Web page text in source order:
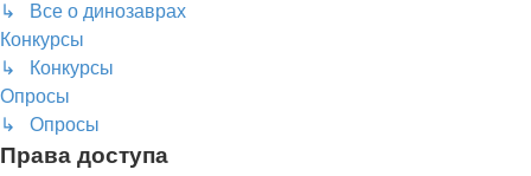
↳ Все о динозаврах
Конкурсы
↳ Конкурсы
Опросы
↳ Опросы
Права доступа